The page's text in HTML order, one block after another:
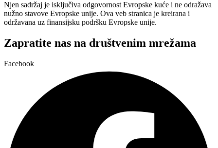
Njen sadržaj je isključiva odgovornost Evropske kuće i ne odražava
nužno stavove Evropske unije. Ova veb stranica je kreirana i
održavana uz finansijsku podršku Evropske unije.
Zapratite nas na društvenim mrežama
Facebook